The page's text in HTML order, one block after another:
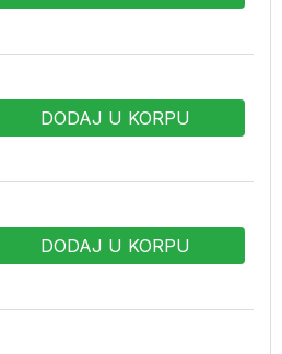
DODAJ U KORPU
DODAJ U KORPU